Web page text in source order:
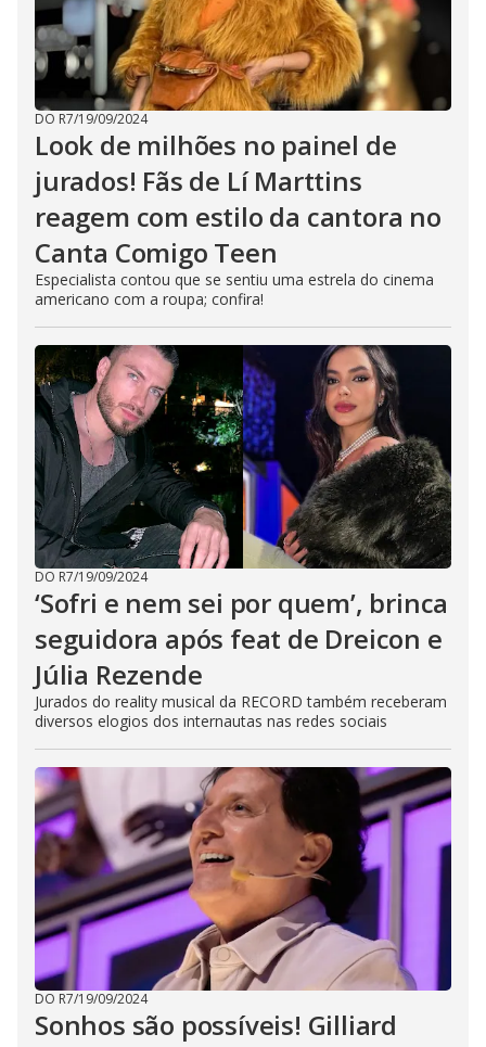
DO R7/19/09/2024
Look de milhões no painel de
jurados! Fãs de Lí Marttins
reagem com estilo da cantora no
Canta Comigo Teen
Especialista contou que se sentiu uma estrela do cinema
americano com a roupa; confira!
DO R7/19/09/2024
‘Sofri e nem sei por quem’, brinca
seguidora após feat de Dreicon e
Júlia Rezende
Jurados do reality musical da RECORD também receberam
diversos elogios dos internautas nas redes sociais
DO R7/19/09/2024
Sonhos são possíveis! Gilliard